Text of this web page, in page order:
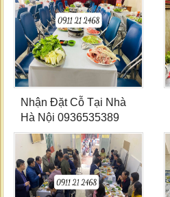
Nhận Đặt Cỗ Tại Nhà
Hà Nội 0936535389